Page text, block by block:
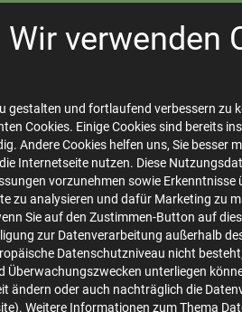
Wir verwenden
gestalten und fortlaufend verbessern
Cookies. Einige Cookies sind bereits
Andere Cookies helfen uns, Sie besser
Internetseite nutzen. Diese
vorzunehmen sowie Erkenntnisse
zu analysieren und dafür Marketing zu
Sie auf den Zustimmen-Button auf
zur Datenverarbeitung außerhalb
Datenschutzniveau nicht
Überwachungszwecken unterliegen
ändern oder auch nachträglich die
Weitere Informationen zum Thema